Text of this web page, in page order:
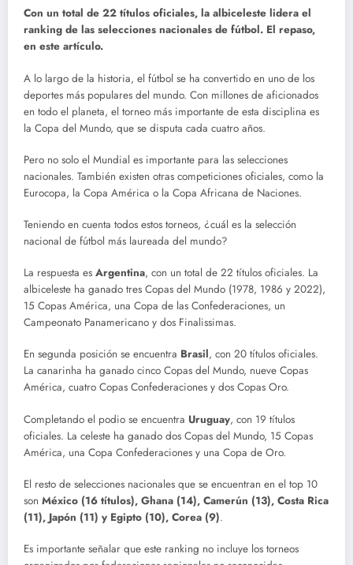
Con un total de 22 títulos oficiales, la albiceleste lidera el
ranking de las selecciones nacionales de fútbol. El repaso,
en este artículo.
A lo largo de la historia, el fútbol se ha convertido en uno de los
deportes más populares del mundo. Con millones de aficionados
en todo el planeta, el torneo más importante de esta disciplina es
la Copa del Mundo, que se disputa cada cuatro años.
Pero no solo el Mundial es importante para las selecciones
nacionales. También existen otras competiciones oficiales, como la
Eurocopa, la Copa América o la Copa Africana de Naciones.
Teniendo en cuenta todos estos torneos, ¿cuál es la selección
nacional de fútbol más laureada del mundo?
La respuesta es Argentina, con un total de 22 títulos oficiales. La
albiceleste ha ganado tres Copas del Mundo (1978, 1986 y 2022),
15 Copas América, una Copa de las Confederaciones, un
Campeonato Panamericano y dos Finalissimas.
En segunda posición se encuentra Brasil, con 20 títulos oficiales.
La canarinha ha ganado cinco Copas del Mundo, nueve Copas
América, cuatro Copas Confederaciones y dos Copas Oro.
Completando el podio se encuentra Uruguay, con 19 títulos
oficiales. La celeste ha ganado dos Copas del Mundo, 15 Copas
América, una Copa Confederaciones y una Copa de Oro.
El resto de selecciones nacionales que se encuentran en el top 10
son México (16 títulos), Ghana (14), Camerún (13), Costa Rica
(11), Japón (11) y Egipto (10), Corea (9).
Es importante señalar que este ranking no incluye los torneos